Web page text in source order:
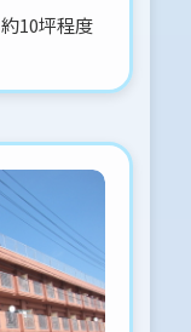
市八
森市橋
ありが
10坪程度